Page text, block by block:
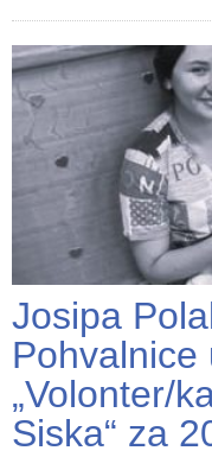
Josipa
Pohvalnice
„Volonter/
Siska“ za